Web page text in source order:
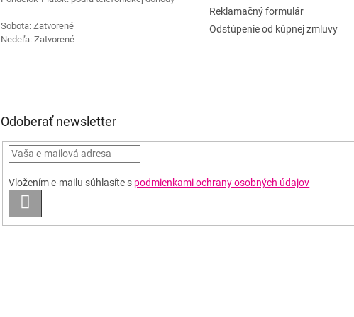
Sobota: Zatvorené
Nedeľa: Zatvorené
Reklamačný formulár
Odstúpenie od kúpnej zmluvy
Odoberať newsletter
Vložením e-mailu súhlasíte s podmienkami ochrany osobných údajov
SA